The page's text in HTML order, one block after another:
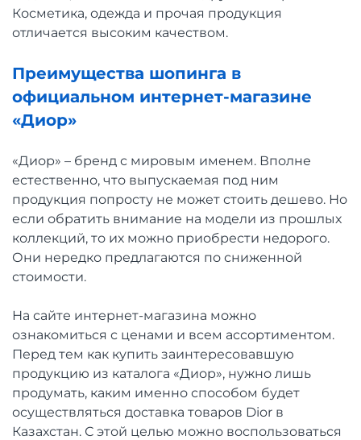
Косметика, одежда и прочая продукция
отличается высоким качеством.
Преимущества шопинга в
официальном интернет-магазине
«Диор»
«Диор» – бренд с мировым именем. Вполне
естественно, что выпускаемая под ним
продукция попросту не может стоить дешево. Но
если обратить внимание на модели из прошлых
коллекций, то их можно приобрести недорого.
Они нередко предлагаются по сниженной
стоимости.
На сайте интернет-магазина можно
ознакомиться с ценами и всем ассортиментом.
Перед тем как купить заинтересовавшую
продукцию из каталога «Диор», нужно лишь
продумать, каким именно способом будет
осуществляться доставка товаров Dior в
Казахстан. С этой целью можно воспользоваться